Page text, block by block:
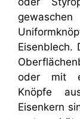
Eisenblech.
oder mit
Knöpfe
Eisenkern